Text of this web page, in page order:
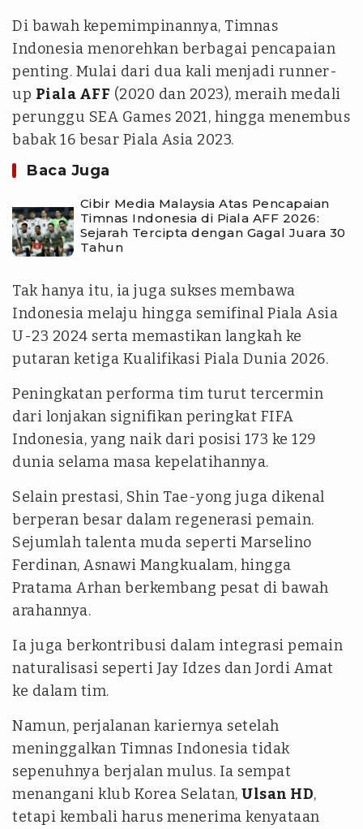
Di bawah kepemimpinannya, Timnas
Indonesia menorehkan berbagai pencapaian
penting. Mulai dari dua kali menjadi runner-
up Piala AFF (2020 dan 2023), meraih medali
perunggu SEA Games 2021, hingga menembus
babak 16 besar Piala Asia 2023.
Baca Juga
Cibir Media Malaysia Atas Pencapaian
Timnas Indonesia di Piala AFF 2026:
Sejarah Tercipta dengan Gagal Juara 30
Tahun
Tak hanya itu, ia juga sukses membawa
Indonesia melaju hingga semifinal Piala Asia
U-23 2024 serta memastikan langkah ke
putaran ketiga Kualifikasi Piala Dunia 2026.
Peningkatan performa tim turut tercermin
dari lonjakan signifikan peringkat FIFA
Indonesia, yang naik dari posisi 173 ke 129
dunia selama masa kepelatihannya.
Selain prestasi, Shin Tae-yong juga dikenal
berperan besar dalam regenerasi pemain.
Sejumlah talenta muda seperti Marselino
Ferdinan, Asnawi Mangkualam, hingga
Pratama Arhan berkembang pesat di bawah
arahannya.
Ia juga berkontribusi dalam integrasi pemain
naturalisasi seperti Jay Idzes dan Jordi Amat
ke dalam tim.
Namun, perjalanan kariernya setelah
meninggalkan Timnas Indonesia tidak
sepenuhnya berjalan mulus. Ia sempat
menangani klub Korea Selatan, Ulsan HD,
tetapi kembali harus menerima kenyataan